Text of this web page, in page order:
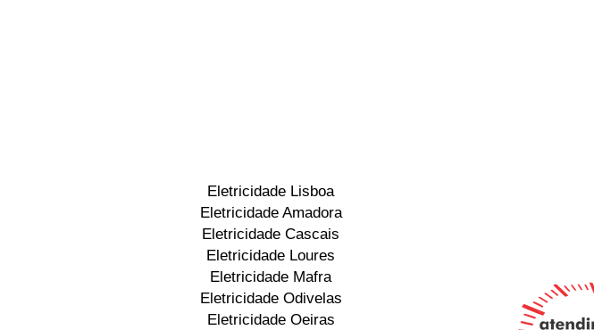
Eletricidade Lisboa
Eletricidade Amadora
Eletricidade Cascais
Eletricidade Loures
Eletricidade Mafra
Eletricidade Odivelas
Eletricidade Oeiras